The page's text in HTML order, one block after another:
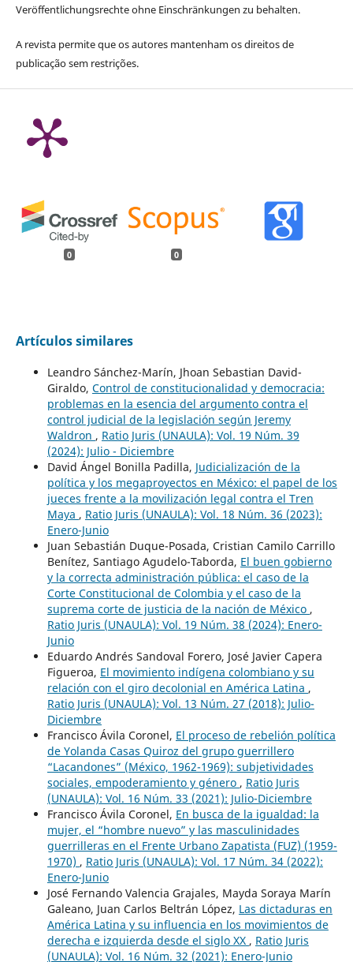
Veröffentlichungsrechte ohne Einschränkungen zu behalten.
A revista permite que os autores mantenham os direitos de
publicação sem restrições.
0 0
Artículos similares
Leandro Sánchez-Marín, Jhoan Sebastian David-
Giraldo, Control de constitucionalidad y democracia:
problemas en la esencia del argumento contra el
control judicial de la legislación según Jeremy
Waldron , Ratio Juris (UNAULA): Vol. 19 Núm. 39
(2024): Julio - Diciembre
David Ángel Bonilla Padilla, Judicialización de la
política y los megaproyectos en México: el papel de los
jueces frente a la movilización legal contra el Tren
Maya , Ratio Juris (UNAULA): Vol. 18 Núm. 36 (2023):
Enero-Junio
Juan Sebastián Duque-Posada, Cristian Camilo Carrillo
Benítez, Santiago Agudelo-Taborda, El buen gobierno
y la correcta administración pública: el caso de la
Corte Constitucional de Colombia y el caso de la
suprema corte de justicia de la nación de México ,
Ratio Juris (UNAULA): Vol. 19 Núm. 38 (2024): Enero-
Junio
Eduardo Andrés Sandoval Forero, José Javier Capera
Figueroa, El movimiento indígena colombiano y su
relación con el giro decolonial en América Latina ,
Ratio Juris (UNAULA): Vol. 13 Núm. 27 (2018): Julio-
Diciembre
Francisco Ávila Coronel, El proceso de rebelión política
de Yolanda Casas Quiroz del grupo guerrillero
“Lacandones” (México, 1962-1969): subjetividades
sociales, empoderamiento y género , Ratio Juris
(UNAULA): Vol. 16 Núm. 33 (2021): Julio-Diciembre
Francisco Ávila Coronel, En busca de la igualdad: la
mujer, el “hombre nuevo” y las masculinidades
guerrilleras en el Frente Urbano Zapatista (FUZ) (1959-
1970) , Ratio Juris (UNAULA): Vol. 17 Núm. 34 (2022):
Enero-Junio
José Fernando Valencia Grajales, Mayda Soraya Marín
Galeano, Juan Carlos Beltrán López, Las dictaduras en
América Latina y su influencia en los movimientos de
derecha e izquierda desde el siglo XX , Ratio Juris
(UNAULA): Vol. 16 Núm. 32 (2021): Enero-Junio